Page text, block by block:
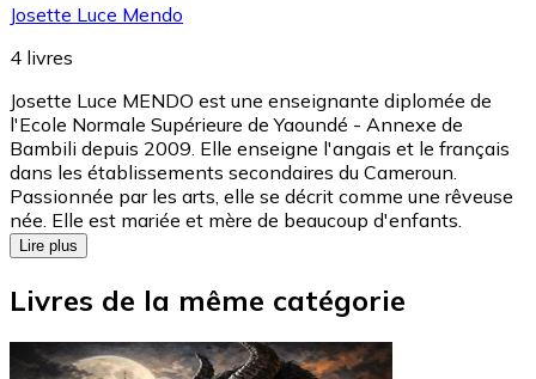
Josette Luce Mendo
4 livres
Josette Luce MENDO est une enseignante diplomée de
l'Ecole Normale Supérieure de Yaoundé - Annexe de
Bambili depuis 2009. Elle enseigne l'angais et le français
dans les établissements secondaires du Cameroun.
Passionnée par les arts, elle se décrit comme une rêveuse
née. Elle est mariée et mère de beaucoup d'enfants.
Lire plus
Livres de la même catégorie